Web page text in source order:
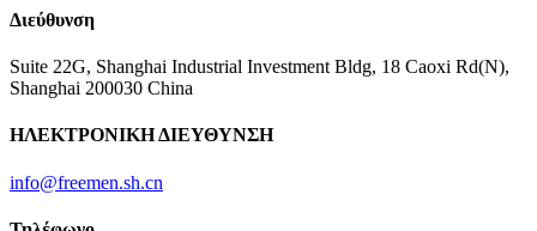
Διεύθυνση
Suite 22G, Shanghai Industrial Investment Bldg, 18 Caoxi Rd(N),
Shanghai 200030 China
ΗΛΕΚΤΡΟΝΙΚΗ ΔΙΕΥΘΥΝΣΗ
info@freemen.sh.cn